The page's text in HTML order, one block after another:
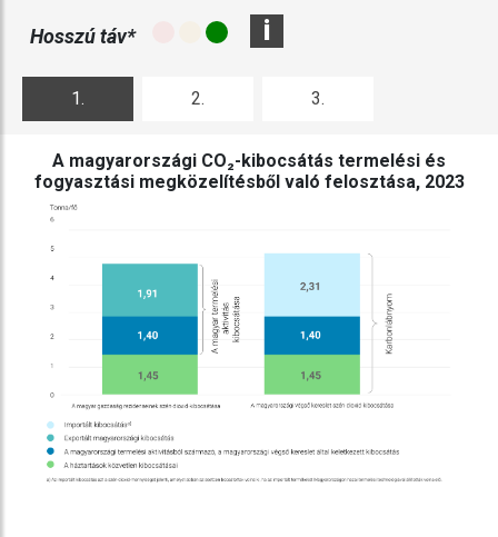
Hosszú táv* i
1. 2. 3.
A magyarországi CO₂-kibocsátás termelési és
fogyasztási megközelítésből való felosztása, 2023